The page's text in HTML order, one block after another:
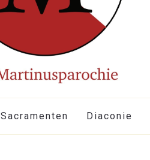
Sacramenten Diaconie